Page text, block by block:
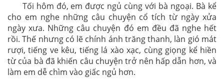
Tối hôm đó, em được ngủ cùng với bà ngoại. Bà kể
cho em nghe những câu chuyện cổ tích từ ngày xửa
ngày xưa. Những câu chuyện đó em đều đã nghe hết
rồi. Thế nhưng có lẽ chính ánh trăng thanh, làn gió mát
rượi, tiếng ve kêu, tiếng lá xào xạc, cùng giọng kể hiền
từ của bà đã khiến câu chuyện trở nên hấp dẫn hơn, và
làm em dễ chìm vào giấc ngủ hơn.